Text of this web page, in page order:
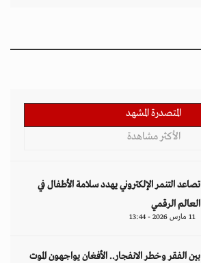
المتصدرة المشهد
الأكثر مشاهدة
تصاعد التنمر الإلكتروني يهدد سلامة الأطفال في
العالم الرقمي
11 مارس 2026 - 13:44
بين الفقر وخطر الانفجار.. الأفغان يواجهون الموت